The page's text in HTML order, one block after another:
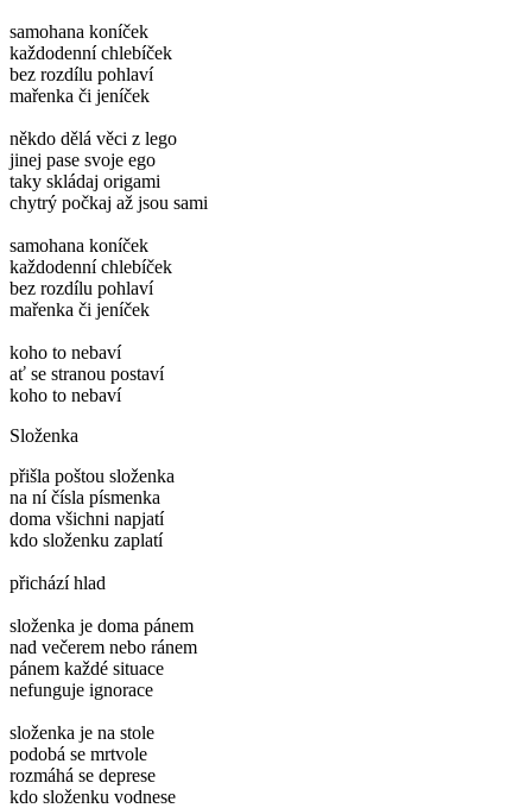
samohana koníček
každodenní chlebíček
bez rozdílu pohlaví
mařenka či jeníček
někdo dělá věci z lego
jinej pase svoje ego
taky skládaj origami
chytrý počkaj až jsou sami
samohana koníček
každodenní chlebíček
bez rozdílu pohlaví
mařenka či jeníček
koho to nebaví
ať se stranou postaví
koho to nebaví
Složenka
přišla poštou složenka
na ní čísla písmenka
doma všichni napjatí
kdo složenku zaplatí
přichází hlad
složenka je doma pánem
nad večerem nebo ránem
pánem každé situace
nefunguje ignorace
složenka je na stole
podobá se mrtvole
rozmáhá se deprese
kdo složenku vodnese